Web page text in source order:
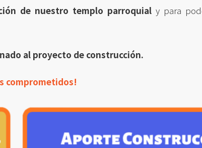
de nuestro templo parroquial y para
al proyecto de construcción.
comprometidos!